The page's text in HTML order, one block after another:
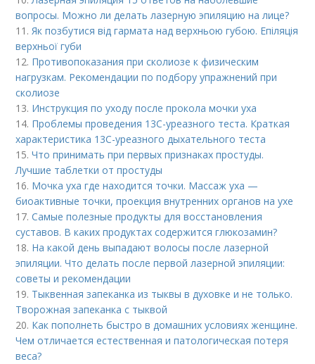
вопросы. Можно ли делать лазерную эпиляцию на лице?
11.Як позбутися від гармата над верхньою губою. Епіляція
верхньої губи
12. Противопоказания при сколиозе к физическим
нагрузкам. Рекомендации по подбору упражнений при
сколиозе
13. Инструкция по уходу после прокола мочки уха
14. Проблемы проведения 13С-уреазного теста. Краткая
характеристика 13С-уреазного дыхательного теста
15.Что принимать при первых признаках простуды.
Лучшие таблетки от простуды
16. Мочка уха где находится точки. Массаж уха —
биоактивные точки, проекция внутренних органов на ухе
17.Самые полезные продукты для восстановления
суставов. В каких продуктах содержится глюкозамин?
18. На какой день выпадают волосы после лазерной
эпиляции. Что делать после первой лазерной эпиляции:
советы и рекомендации
19. Тыквенная запеканка из тыквы в духовке и не только.
Творожная запеканка с тыквой
20. Как пополнеть быстро в домашних условиях женщине.
Чем отличается естественная и патологическая потеря
веса?